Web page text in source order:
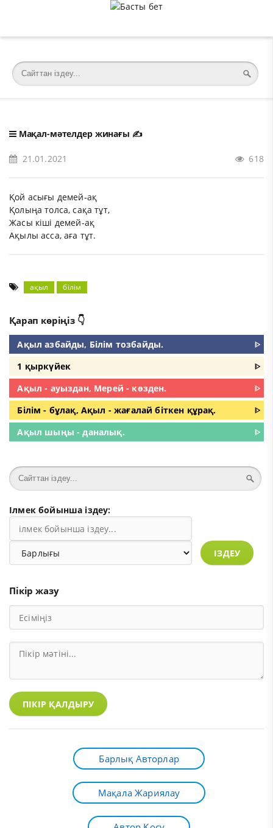
Мақал-мәтелдер жинағы ✍️
21.01.2021 618
Қой асығы демей-ақ
Қолыңа толса, сақа тұт,
Жасы кіші демей-ақ
Ақылы асса, аға тұт.
ақыл білім
Қарап көріңіз 👇
Ақыл азбайды, Білім тозбайды.
ᐈ
1 қыркүйек
ᐈ
Ақыл - ауыздан, Мерей - көзден.
ᐈ
Білім - бұлақ, Ақыл - жағалай біткен құрақ.
ᐈ
Ақыл шыңы - даналық.
ᐈ
Ілмек бойынша іздеу:
ІЗДЕУ
Пікір жазу
ПІКІР ҚАЛДЫРУ
Барлық Авторлар
Мақала Жариялау